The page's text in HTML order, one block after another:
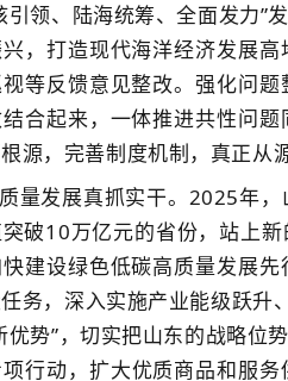
引领、陆海统筹、全面发力”
，打造现代海洋经济发展
等反馈意见整改。强化问
合起来，一体推进共性问
源，完善制度机制，真正从
量发展真抓实干。2025年
破10万亿元的省份，站上
建设绿色低碳高质量发展
务，深入实施产业能级跃升
优势”，切实把山东的战略位
行动，扩大优质商品和服